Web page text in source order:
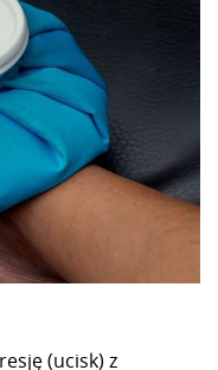
(ucisk) z